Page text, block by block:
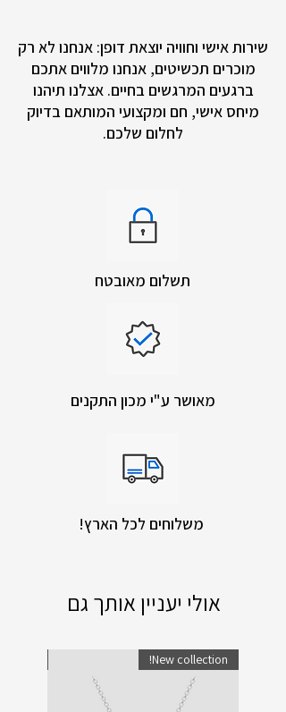
שירות אישי וחוויה יוצאת דופן: אנחנו לא רק
מוכרים תכשיטים, אנחנו מלווים אתכם
ברגעים המרגשים בחיים. אצלנו תיהנו
מיחס אישי, חם ומקצועי המותאם בדיוק
לחלום שלכם.
תשלום מאובטח
מאושר ע"י מכון התקנים
אולי יעניין אותך גם
New collection!